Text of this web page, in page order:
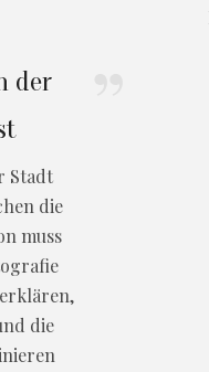
der
Stadt
die
muss
die